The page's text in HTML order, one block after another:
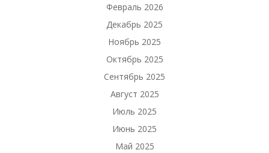
Февраль 2026
Декабрь 2025
Ноябрь 2025
Октябрь 2025
Сентябрь 2025
Август 2025
Июль 2025
Июнь 2025
Май 2025